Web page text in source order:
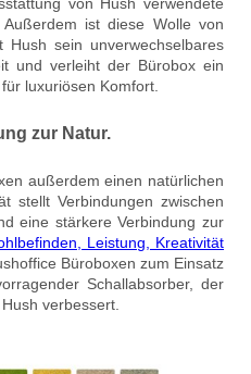
ist diese Wolle von
sein unverwechselbares
und verleiht der Bürobox ein
luxuriösen Komfort.
zur Natur.
außerdem einen natürlichen
stellt Verbindungen zwischen
eine stärkere Verbindung zur
Leistung, Kreativität
Büroboxen zum Einsatz
Schallabsorber, der
verbessert.